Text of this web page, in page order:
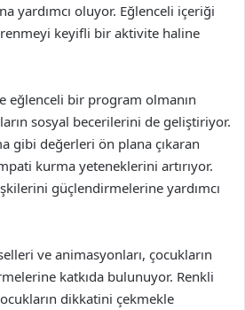
yardımcı oluyor. Eğlenceli içeriği
keyifli bir aktivite haline
eğlenceli bir program olmanın
sosyal becerilerini de geliştiriyor.
gibi değerleri ön plana çıkaran
kurma yeteneklerini artırıyor.
güçlendirmelerine yardımcı
ve animasyonları, çocukların
katkıda bulunuyor. Renkli
dikkatini çekmekle